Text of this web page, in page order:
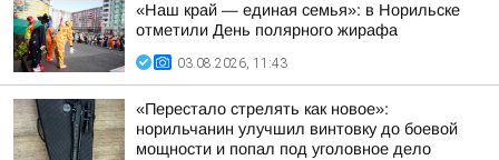
«Наш край — единая семья»: в Норильске
отметили День полярного жирафа
03.08.2026, 11:43
«Перестало стрелять как новое»:
норильчанин улучшил винтовку до боевой
мощности и попал под уголовное дело